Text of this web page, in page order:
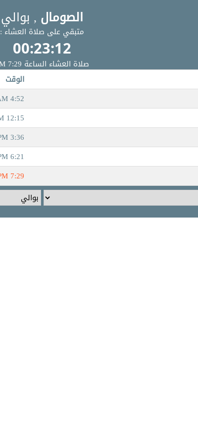
الصومال , بوالي
متبقي على صلاة العشاء :
00:23:12
صلاة العشاء الساعة 7:29 PM
الوقت
4:52 AM
12:15 PM
3:36 PM
6:21 PM
7:29 PM